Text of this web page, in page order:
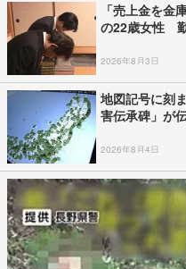
「売上金を
の22歳女性
2026年8月3日
地図記号に刻
害伝承碑」が
2026年8月4日